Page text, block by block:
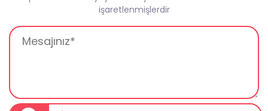
işaretlenmişlerdir